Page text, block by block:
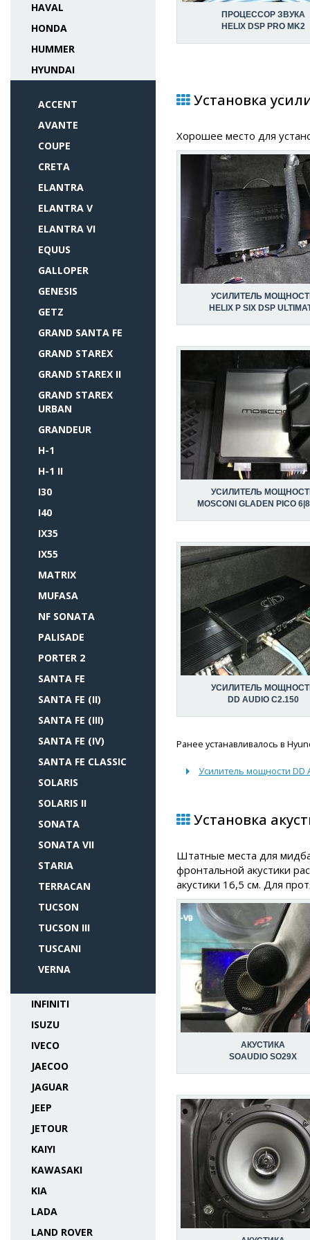
HAVAL
HONDA
HUMMER
HYUNDAI
ACCENT
AVANTE
COUPE
CRETA
ELANTRA
ELANTRA V
ELANTRA VI
EQUUS
GALLOPER
GENESIS
GETZ
GRAND SANTA FE
GRAND STAREX
GRAND STAREX II
GRAND STAREX
URBAN
GRANDEUR
H-1
H-1 II
I30
I40
IX35
IX55
MATRIX
MUFASA
NF SONATA
PALISADE
PORTER 2
SANTA FE
SANTA FE (II)
SANTA FE (III)
SANTA FE (IV)
SANTA FE CLASSIC
SOLARIS
SOLARIS II
SONATA
SONATA VII
STARIA
TERRACAN
TUCSON
TUCSON III
TUSCANI
VERNA
INFINITI
ISUZU
IVECO
JAECOO
JAGUAR
JEEP
JETOUR
KAIYI
KAWASAKI
KIA
LADA
LAND ROVER
ПРОЦЕССОР ЗВУКА
HELIX DSP PRO MK2
Установка
Хорошее место для
УСИЛИТЕЛЬ
HELIX P SIX DSP
УСИЛИТЕЛЬ
MOSCONI GLADEN PICO
УСИЛИТЕЛЬ
DD AUDIO C2.150
Ранее устанавливалось в
Усилитель мощности DD
Установка
Штатные места для
фронтальной акустики
акустики 16,5 см. Для
АКУСТИКА
SOAUDIO SO29X